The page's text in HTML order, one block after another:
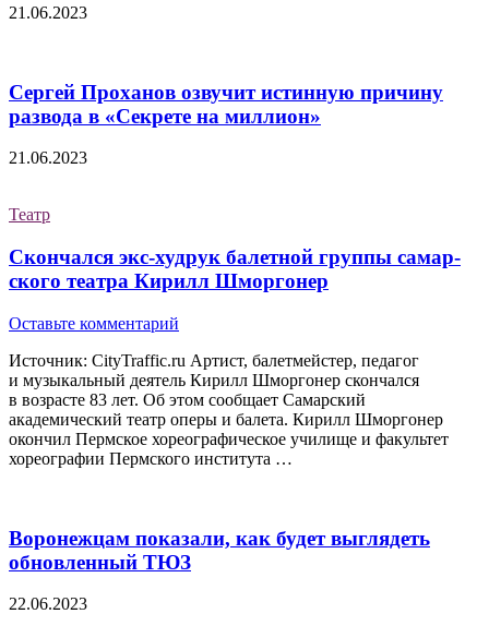
21.06.2023
Сергей Проханов озвучит истинную причину
развода в «Секрете на миллион»
21.06.2023
Театр
Скончался экс-худрук балетной группы самар­
ского театра Кирилл Шморгонер
Оставьте комментарий
Источник: CityTraffic.ru Артист, балетмейстер, педагог
и музыкальный деятель Кирилл Шморгонер скончался
в возрасте 83 лет. Об этом сообщает Самарский
академический театр оперы и балета. Кирилл Шморгонер
окончил Пермское хореографическое училище и факультет
хореографии Пермского института …
Воронежцам показали, как будет выглядеть
обновленный ТЮЗ
22.06.2023